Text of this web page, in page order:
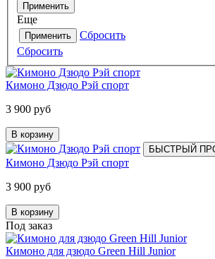
Применить
Еще
Применить
Сбросить
Сбросить
Кимоно Дзюдо Рэй спорт
3 900 руб
В корзину
БЫСТРЫЙ
Кимоно Дзюдо Рэй спорт
3 900 руб
В корзину
Под заказ
Кимоно для дзюдо Green Hill Junior